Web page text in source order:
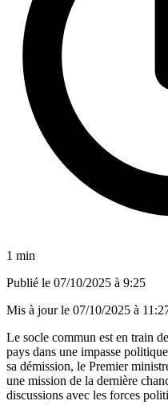
1 min
Publié le 07/10/2025 à 9:25
Mis à jour le 07/10/2025 à
Le socle commun est en train
pays dans une impasse
sa démission, le Premier
une mission de la dernière
discussions avec les forces